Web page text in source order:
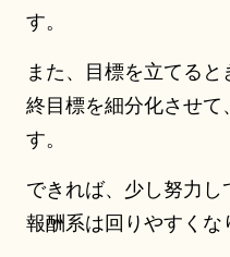
す。
また、目標を立てる
終目標を細分化させて
す。
できれば、少し努力し
報酬系は回りやすくな